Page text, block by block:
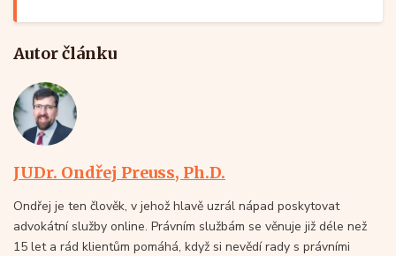
Autor článku
JUDr. Ondřej Preuss, Ph.D.
Ondřej je ten člověk, v jehož hlavě uzrál nápad poskytovat
advokátní služby online. Právním službám se věnuje již déle než
15 let a rád klientům pomáhá, když si nevědí rady s právními